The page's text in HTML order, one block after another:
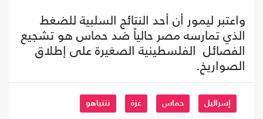
واعتبر ليمور أن أحد النتائج السلبية للضغط
الذي تمارسه مصر حالياً ضد حماس هو تشجيع
الفصائل الفلسطينية الصغيرة على إطلاق
الصواريخ.
إسرائيل حماس غزة نتنياهو